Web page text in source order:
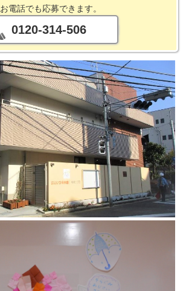
お電話でも応募できます。
0120-314-506